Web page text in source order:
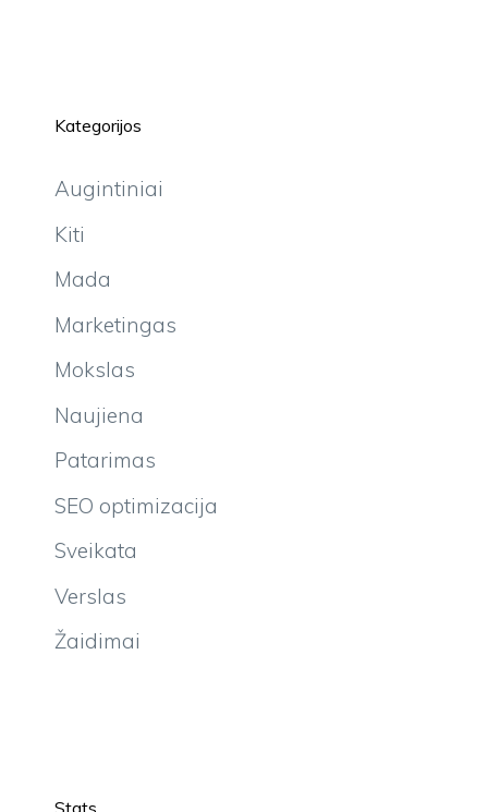
Kategorijos
Augintiniai
Kiti
Mada
Marketingas
Mokslas
Naujiena
Patarimas
SEO optimizacija
Sveikata
Verslas
Žaidimai